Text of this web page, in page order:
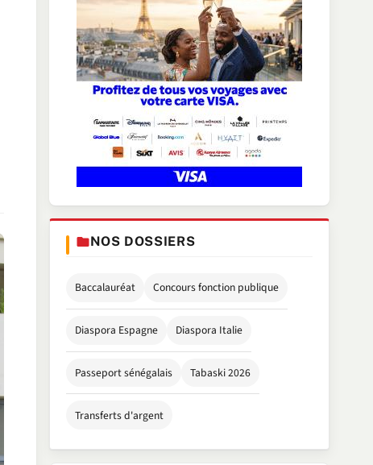
NOS DOSSIERS
Baccalauréat Concours fonction publique
Diaspora Espagne Diaspora Italie
Passeport sénégalais Tabaski 2026
Transferts d'argent